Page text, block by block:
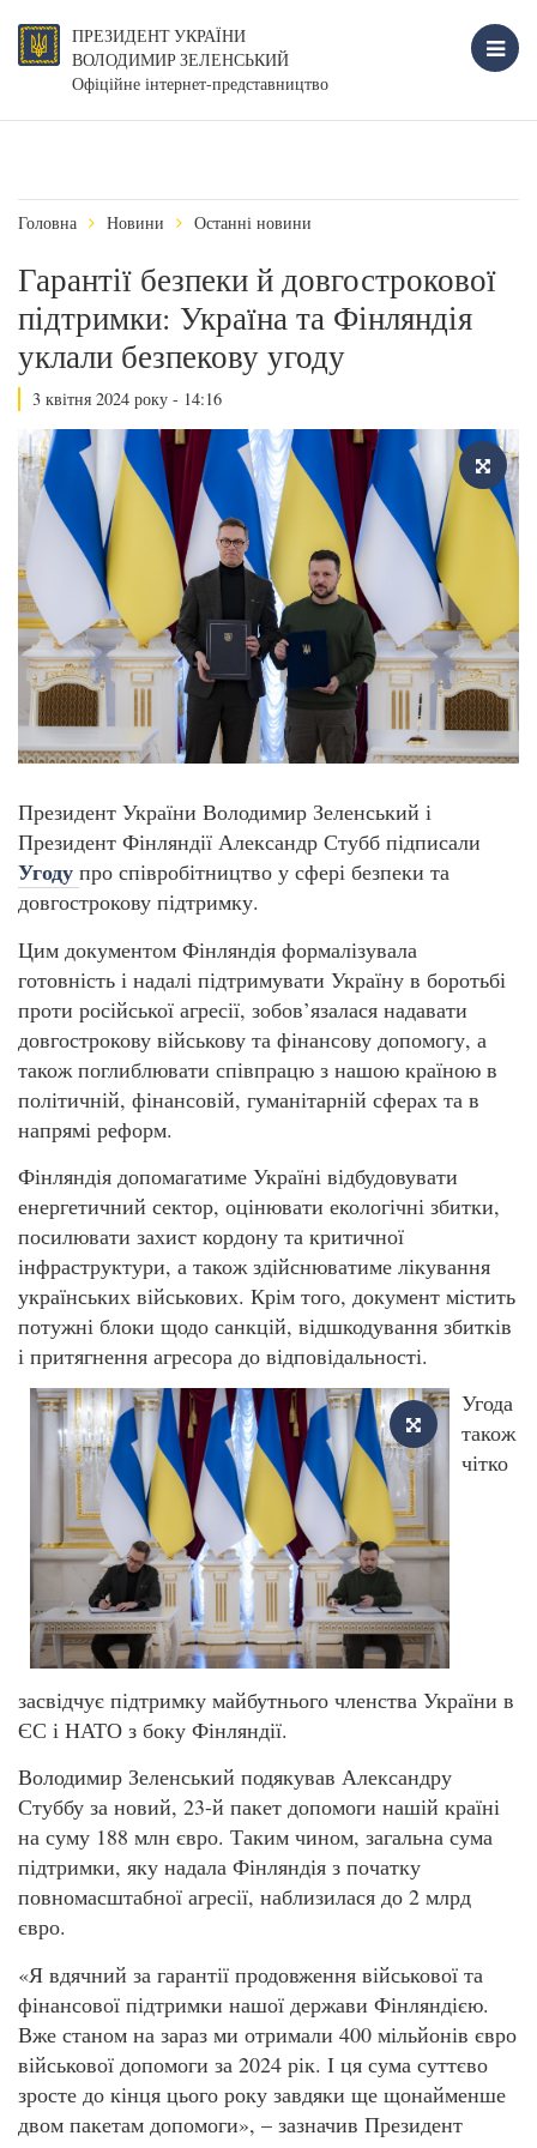
ПРЕЗИДЕНТ УКРАЇНИ
ВОЛОДИМИР ЗЕЛЕНСЬКИЙ
Офіційне інтернет-представництво
Головна Новини Останні новини
Гарантії безпеки й довгострокової
підтримки: Україна та Фінляндія
уклали безпекову угоду
3 квітня 2024 року - 14:16
Президент України Володимир Зеленський і
Президент Фінляндії Александр Стубб підписали
Угоду про співробітництво у сфері безпеки та
довгострокову підтримку.
Цим документом Фінляндія формалізувала
готовність і надалі підтримувати Україну в боротьбі
проти російської агресії, зобов’язалася надавати
довгострокову військову та фінансову допомогу, а
також поглиблювати співпрацю з нашою країною в
політичній, фінансовій, гуманітарній сферах та в
напрямі реформ.
Фінляндія допомагатиме Україні відбудовувати
енергетичний сектор, оцінювати екологічні збитки,
посилювати захист кордону та критичної
інфраструктури, а також здійснюватиме лікування
українських військових. Крім того, документ містить
потужні блоки щодо санкцій, відшкодування збитків
і притягнення агресора до відповідальності.
Угода
також
чітко
засвідчує підтримку майбутнього членства України в
ЄС і НАТО з боку Фінляндії.
Володимир Зеленський подякував Александру
Стуббу за новий, 23-й пакет допомоги нашій країні
на суму 188 млн євро. Таким чином, загальна сума
підтримки, яку надала Фінляндія з початку
повномасштабної агресії, наблизилася до 2 млрд
євро.
«Я вдячний за гарантії продовження військової та
фінансової підтримки нашої держави Фінляндією.
Вже станом на зараз ми отримали 400 мільйонів євро
військової допомоги за 2024 рік. І ця сума суттєво
зросте до кінця цього року завдяки ще щонайменше
двом пакетам допомоги», – зазначив Президент